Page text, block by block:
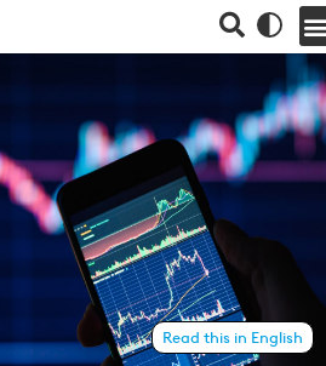
Read this in English